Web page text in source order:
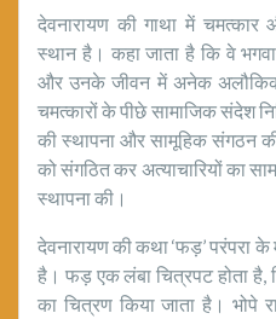
देवनारायण की गाथा में चमत्कार
स्थान है। कहा जाता है कि वे
और उनके जीवन में अनेक
चमत्कारों के पीछे सामाजिक संदेश
की स्थापना और सामूहिक संगठन
को संगठित कर अत्याचारियों का
स्थापना की।
देवनारायण की कथा ‘फड़’ परंपरा के
है। फड़ एक लंबा चित्रपट होता
का चित्रण किया जाता है। भोपे